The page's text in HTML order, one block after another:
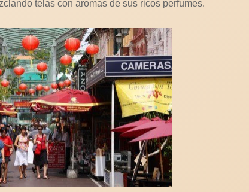
telas con aromas de sus ricos perfumes.